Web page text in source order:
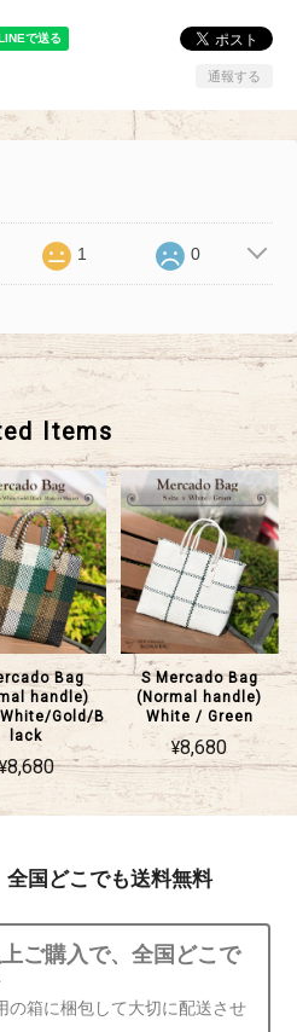
通報する
1 0
Items
Bag
handle)
Gold/B
lack
¥8,680
S Mercado Bag
(Normal handle)
White / Green
¥8,680
全国どこでも送料無料
ご購入で、全国どこで
の箱に梱包して大切に配送させ